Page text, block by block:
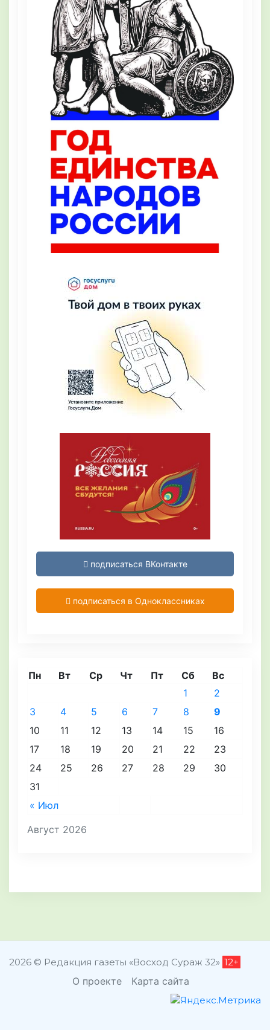
подписаться ВКонтакте
подписаться в Одноклассниках
Август 2026
Пн Вт Ср Чт Пт Сб Вс
« Июл
1
2
3
4 5 6 7 8
9
10
11 12 13 14 15
16
17
18 19 20 21 22
23
24
25 26 27 28 29
30
31
2026 © Редакция газеты «Восход Сураж 32» 12+
О проекте Карта сайта